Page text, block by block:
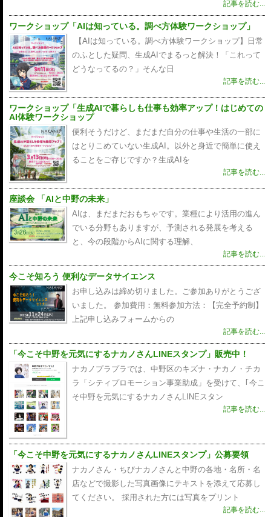
記事を読む...
ワークショップ「AIは知っている。調べ方体験ワークショップ」
【AIは知っている。調べ方体験ワークショップ】日常
のふとした疑問、生成AIでまるっと解決！「これって
どうなってるの？」そんな日
記事を読む...
ワークショップ「生成AIで暮らしも仕事も効率アップ！はじめての
AI体験ワークショップ
便利そうだけど、まだまだ自分の仕事や生活の一部に
はとりこめていない生成AI。以外と身近で簡単に使え
ることをご存じですか？生成AIを
記事を読む...
座談会 「AIと中野の未来」
AIは、まだまだおもちゃです。業種により活用の進ん
でいる分野もありますが、予測される発展を考える
と、今の段階からAIに関する理解、
記事を読む...
今こそ知ろう 便利なデータサイエンス
お申し込みは締め切りました。ご参加ありがとうござ
いました。 参加費用：無料参加方法：【完全予約制】
上記申し込みフォームからの
記事を読む...
「今こそ中野を元気にするナカノさんLINEスタンプ」販売中！
ナカノプラプラでは、中野区のキズナ・ナカノ・チカ
ラ「シティプロモーション事業助成」を受けて、｢今こ
そ中野を元気にするナカノさんLINEスタン
記事を読む...
「今こそ中野を元気にするナカノさんLINEスタンプ」公募要領
ナカノさん・ちびナカノさんと中野の各地・名所・名
店などで撮影した写真画像にテキストを添えて応募し
てください。 採用された方には写真をプリント
記事を読む...